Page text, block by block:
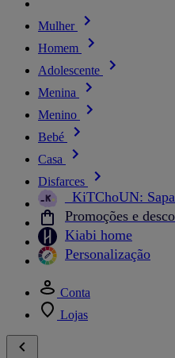
Mulher
Homem
Adolescente
Menina
Menino
Bebé
Casa
Disfarces
_KiTChoUN:
Promoções e
Kiabi home
Personalização
Conta
Lojas